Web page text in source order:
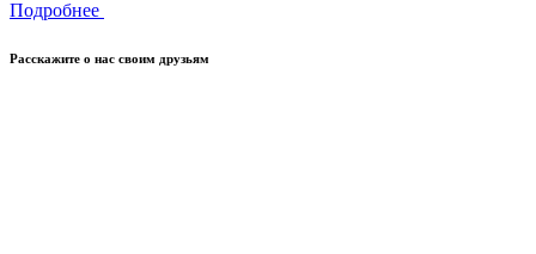
Подробнее
Расскажите о нас своим друзьям